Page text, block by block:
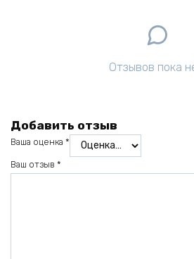
Отзывов пока
Добавить отзыв
Ваша оценка *
Ваш отзыв *